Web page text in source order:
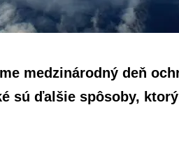
medzinárodný deň
sú ďalšie spôsoby,